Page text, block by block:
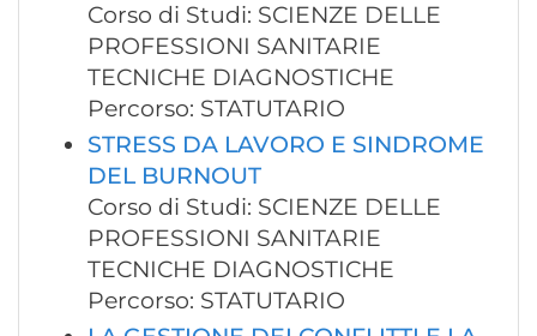
Corso di Studi: SCIENZE DELLE
PROFESSIONI SANITARIE
TECNICHE DIAGNOSTICHE
Percorso: STATUTARIO
STRESS DA LAVORO E SINDROME
DEL BURNOUT
Corso di Studi: SCIENZE DELLE
PROFESSIONI SANITARIE
TECNICHE DIAGNOSTICHE
Percorso: STATUTARIO